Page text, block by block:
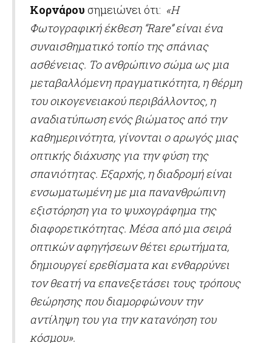
Κορνάρου σημειώνει ότι: «Η
Φωτογραφική έκθεση “Rare” είναι ένα
συναισθηματικό τοπίο της σπάνιας
ασθένειας. Το ανθρώπινο σώμα ως μια
μεταβαλλόμενη πραγματικότητα, η θέρμη
του οικογενειακού περιβάλλοντος, η
αναδιατύπωση ενός βιώματος από την
καθημερινότητα, γίνονται ο αρωγός μιας
οπτικής διάχυσης για την φύση της
σπανιότητας. Εξαρχής, η διαδρομή είναι
ενσωματωμένη με μια πανανθρώπινη
εξιστόρηση για το ψυχογράφημα της
διαφορετικότητας. Μέσα από μια σειρά
οπτικών αφηγήσεων θέτει ερωτήματα,
δημιουργεί ερεθίσματα και ενθαρρύνει
τον θεατή να επανεξετάσει τους τρόπους
θεώρησης που διαμορφώνουν την
αντίληψη του για την κατανόηση του
κόσμου».